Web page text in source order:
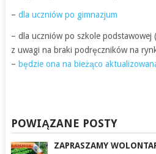
– dla uczniów po gimnazjum
– dla uczniów po szkole podstawowej
z uwagi na braki podręczników na
– będzie ona na bieżąco
POWIĄZANE POSTY
ZAPRASZAMY